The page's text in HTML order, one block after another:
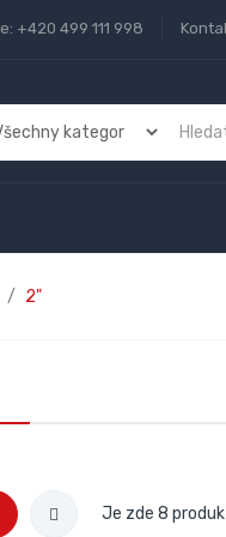
+420 499 111 998
2"
Je zde 8